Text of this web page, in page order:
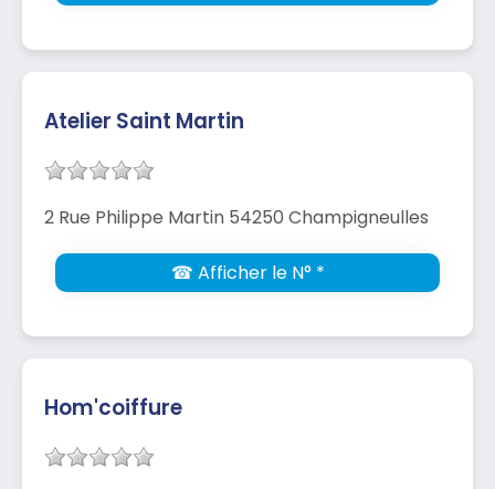
Atelier Saint Martin
2 Rue Philippe Martin 54250 Champigneulles
☎ Afficher le N° *
Hom'coiffure